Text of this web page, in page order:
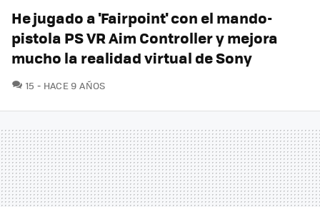
He jugado a 'Fairpoint' con el mando-
pistola PS VR Aim Controller y mejora
mucho la realidad virtual de Sony
15 COMENTARIOS
HACE 9 AÑOS